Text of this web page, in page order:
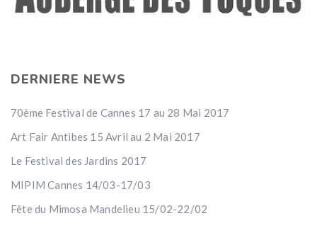
DERNIERE NEWS
70ème Festival de Cannes 17 au 28 Mai 2017
Art Fair Antibes 15 Avril au 2 Mai 2017
Le Festival des Jardins 2017
MIPIM Cannes 14/03-17/03
Fête du Mimosa Mandelieu 15/02-22/02